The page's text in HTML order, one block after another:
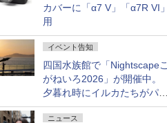
カバーに「α7 V」「α7R VI」
用
イベント告知
四国水族館で「Nightscapeこ
がねいろ2026」が開催中。
夕暮れ時にイルカたちがパフ
ォーマンスを繰り広げる
ニュース